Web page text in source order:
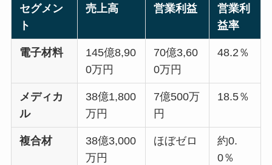
セグメン
ト
売上高 営業利益
営業利
益率
電子材料
145億8,90
0万円
70億3,60
0万円
48.2％
メディカ
ル
38億1,800
万円
7億500万
円
18.5％
複合材
38億3,000
万円
ほぼゼロ
約0.
0％